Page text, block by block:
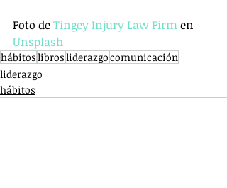
Foto de Tingey Injury Law Firm en
Unsplash
hábitoslibrosliderazgocomunicación
liderazgo
hábitos